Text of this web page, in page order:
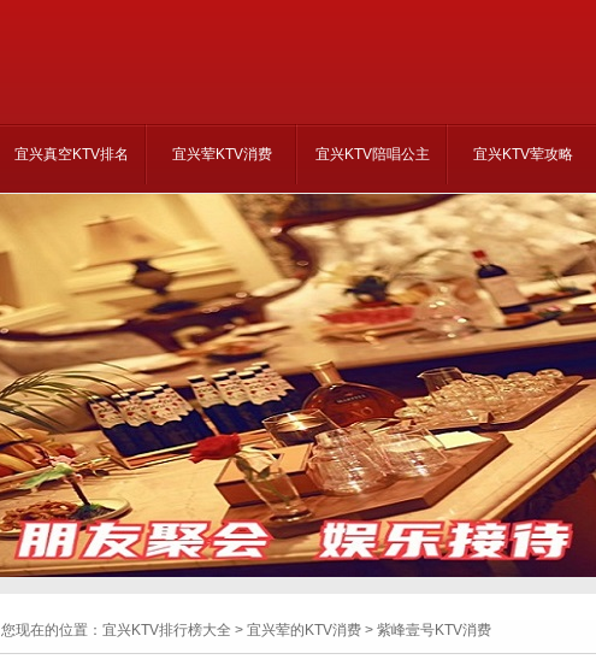
宜兴真空KTV排名 宜兴荤KTV消费 宜兴KTV陪唱公主 宜兴KTV荤攻略
您现在的位置： 宜兴KTV排行榜大全 > 宜兴荤的KTV消费 > 紫峰壹号KTV消费